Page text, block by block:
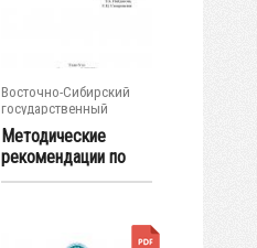
Восточно-Сибирский
государственный
университет...
Методические
рекомендации по
организации